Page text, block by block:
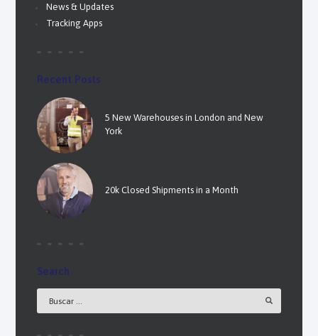
News & Updates
Tracking Apps
Recent Posts
5 New Warehouses in London and New
York
20k Closed Shipments in a Month
Search